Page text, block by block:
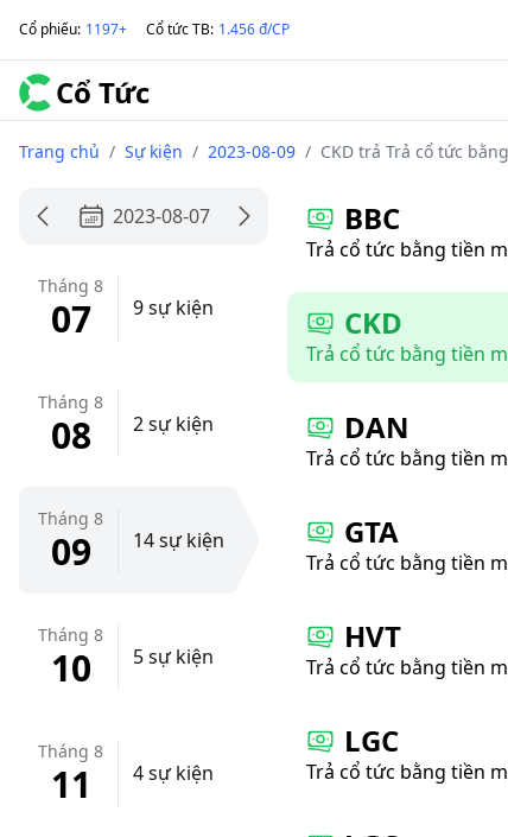
Cổ phiếu: 1197+ Cổ tức TB: 1.456 đ/CP
Cổ Tức
Trang chủ / Sự kiện / 2023-08-09 / CKD trả Trả cổ tức
2023-08-07
Tháng 8
07 9 sự kiện
Tháng 8
08 2 sự kiện
Tháng 8
09 14 sự kiện
Tháng 8
10 5 sự kiện
Tháng 8
11 4 sự kiện
BBC
Trả cổ tức bằng tiền
CKD
Trả cổ tức bằng tiền
DAN
Trả cổ tức bằng tiền
GTA
Trả cổ tức bằng tiền
HVT
Trả cổ tức bằng tiền
LGC
Trả cổ tức bằng tiền